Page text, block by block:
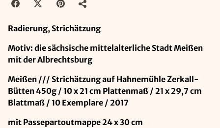
Radierung, Strichätzung
Motiv: die sächsische mittelalterliche Stadt Meißen
mit der Albrechtsburg
Meißen /// Strichätzung auf Hahnemühle Zerkall-
Bütten 450g / 10 x 21 cm Plattenmaß / 21 x 29,7 cm
Blattmaß / 10 Exemplare / 2017
mit Passepartoutmappe 24 x 30 cm